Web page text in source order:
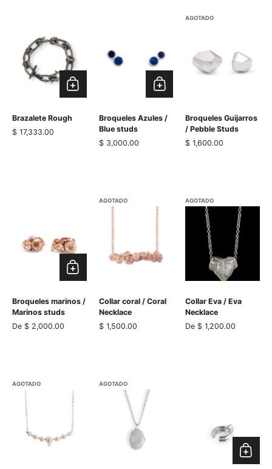
Brazalete Rough
Precio normal
$ 17,333.00
Broqueles Azules /
Blue studs
Precio normal
$ 3,000.00
AGOTADO
Broqueles Guijarros
/ Pebble Studs
Precio normal
$ 1,600.00
Broqueles marinos /
Marinos studs
De $ 2,000.00
AGOTADO
Collar coral / Coral
Necklace
Precio normal
$ 1,500.00
AGOTADO
Collar Eva / Eva
Necklace
De $ 1,200.00
AGOTADO AGOTADO
Se requiere iniciar sesión
Inicie sesión en su cuenta para agregar productos a su
lista de deseos y ver los artículos guardados
anteriormente.
Acceso